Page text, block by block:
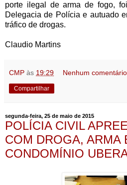
porte ilegal de arma de fogo,
Delegacia de Polícia e autuado
tráfico de drogas.
Claudio Martins
CMP às 19:29 Nenhum
Compartilhar
segunda-feira, 25 de maio de 2015
POLÍCIA CIVIL
COM DROGA, ARMA
CONDOMÍNIO